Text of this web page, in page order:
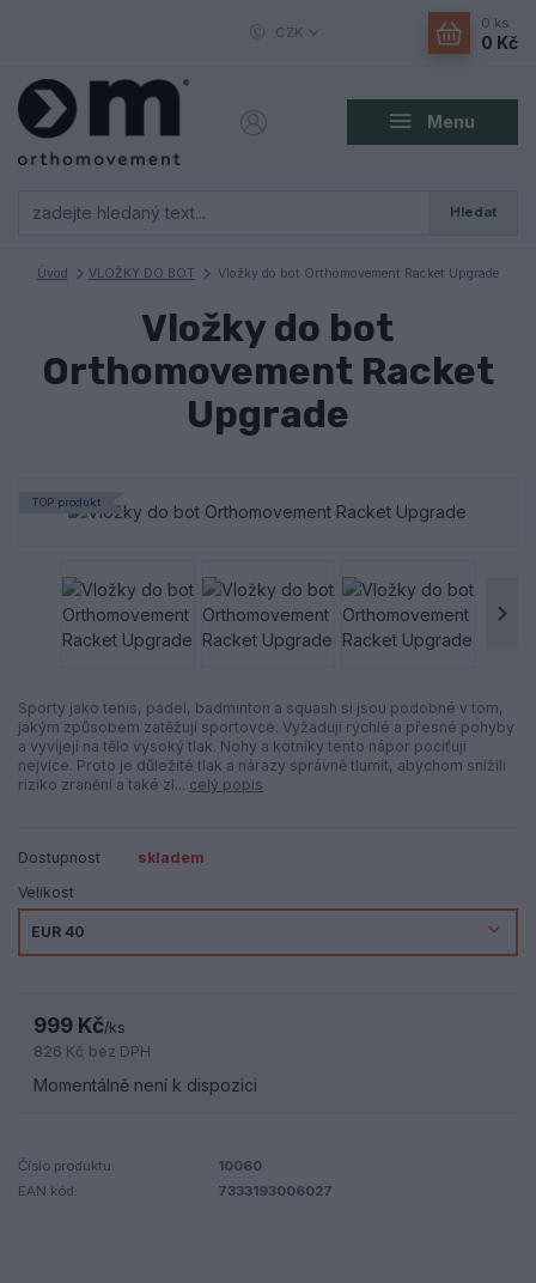
Menu
CZK
Hledat
0 ks
0 Kč
Úvod VLOŽKY DO BOT Vložky do bot Orthomovement Racket Upgrade
Vložky do bot
Orthomovement Racket
Upgrade
TOP produkt
Sporty jako tenis, padel, badminton a squash si jsou podobné v tom,
jakým způsobem zatěžují sportovce. Vyžadují rychlé a přesné pohyby
a vyvíjejí na tělo vysoký tlak. Nohy a kotníky tento nápor pociťují
nejvíce. Proto je důležité tlak a nárazy správně tlumit, abychom snížili
riziko zranění a také zl... celý popis
Dostupnost
skladem
Velikost
999 Kč/ks
826 Kč bez DPH
Momentálně není k dispozici
Číslo produktu:
10060
EAN kód:
7333193006027